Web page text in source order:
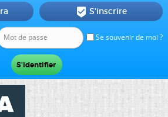
Se souvenir de moi ?
 S'inscrire